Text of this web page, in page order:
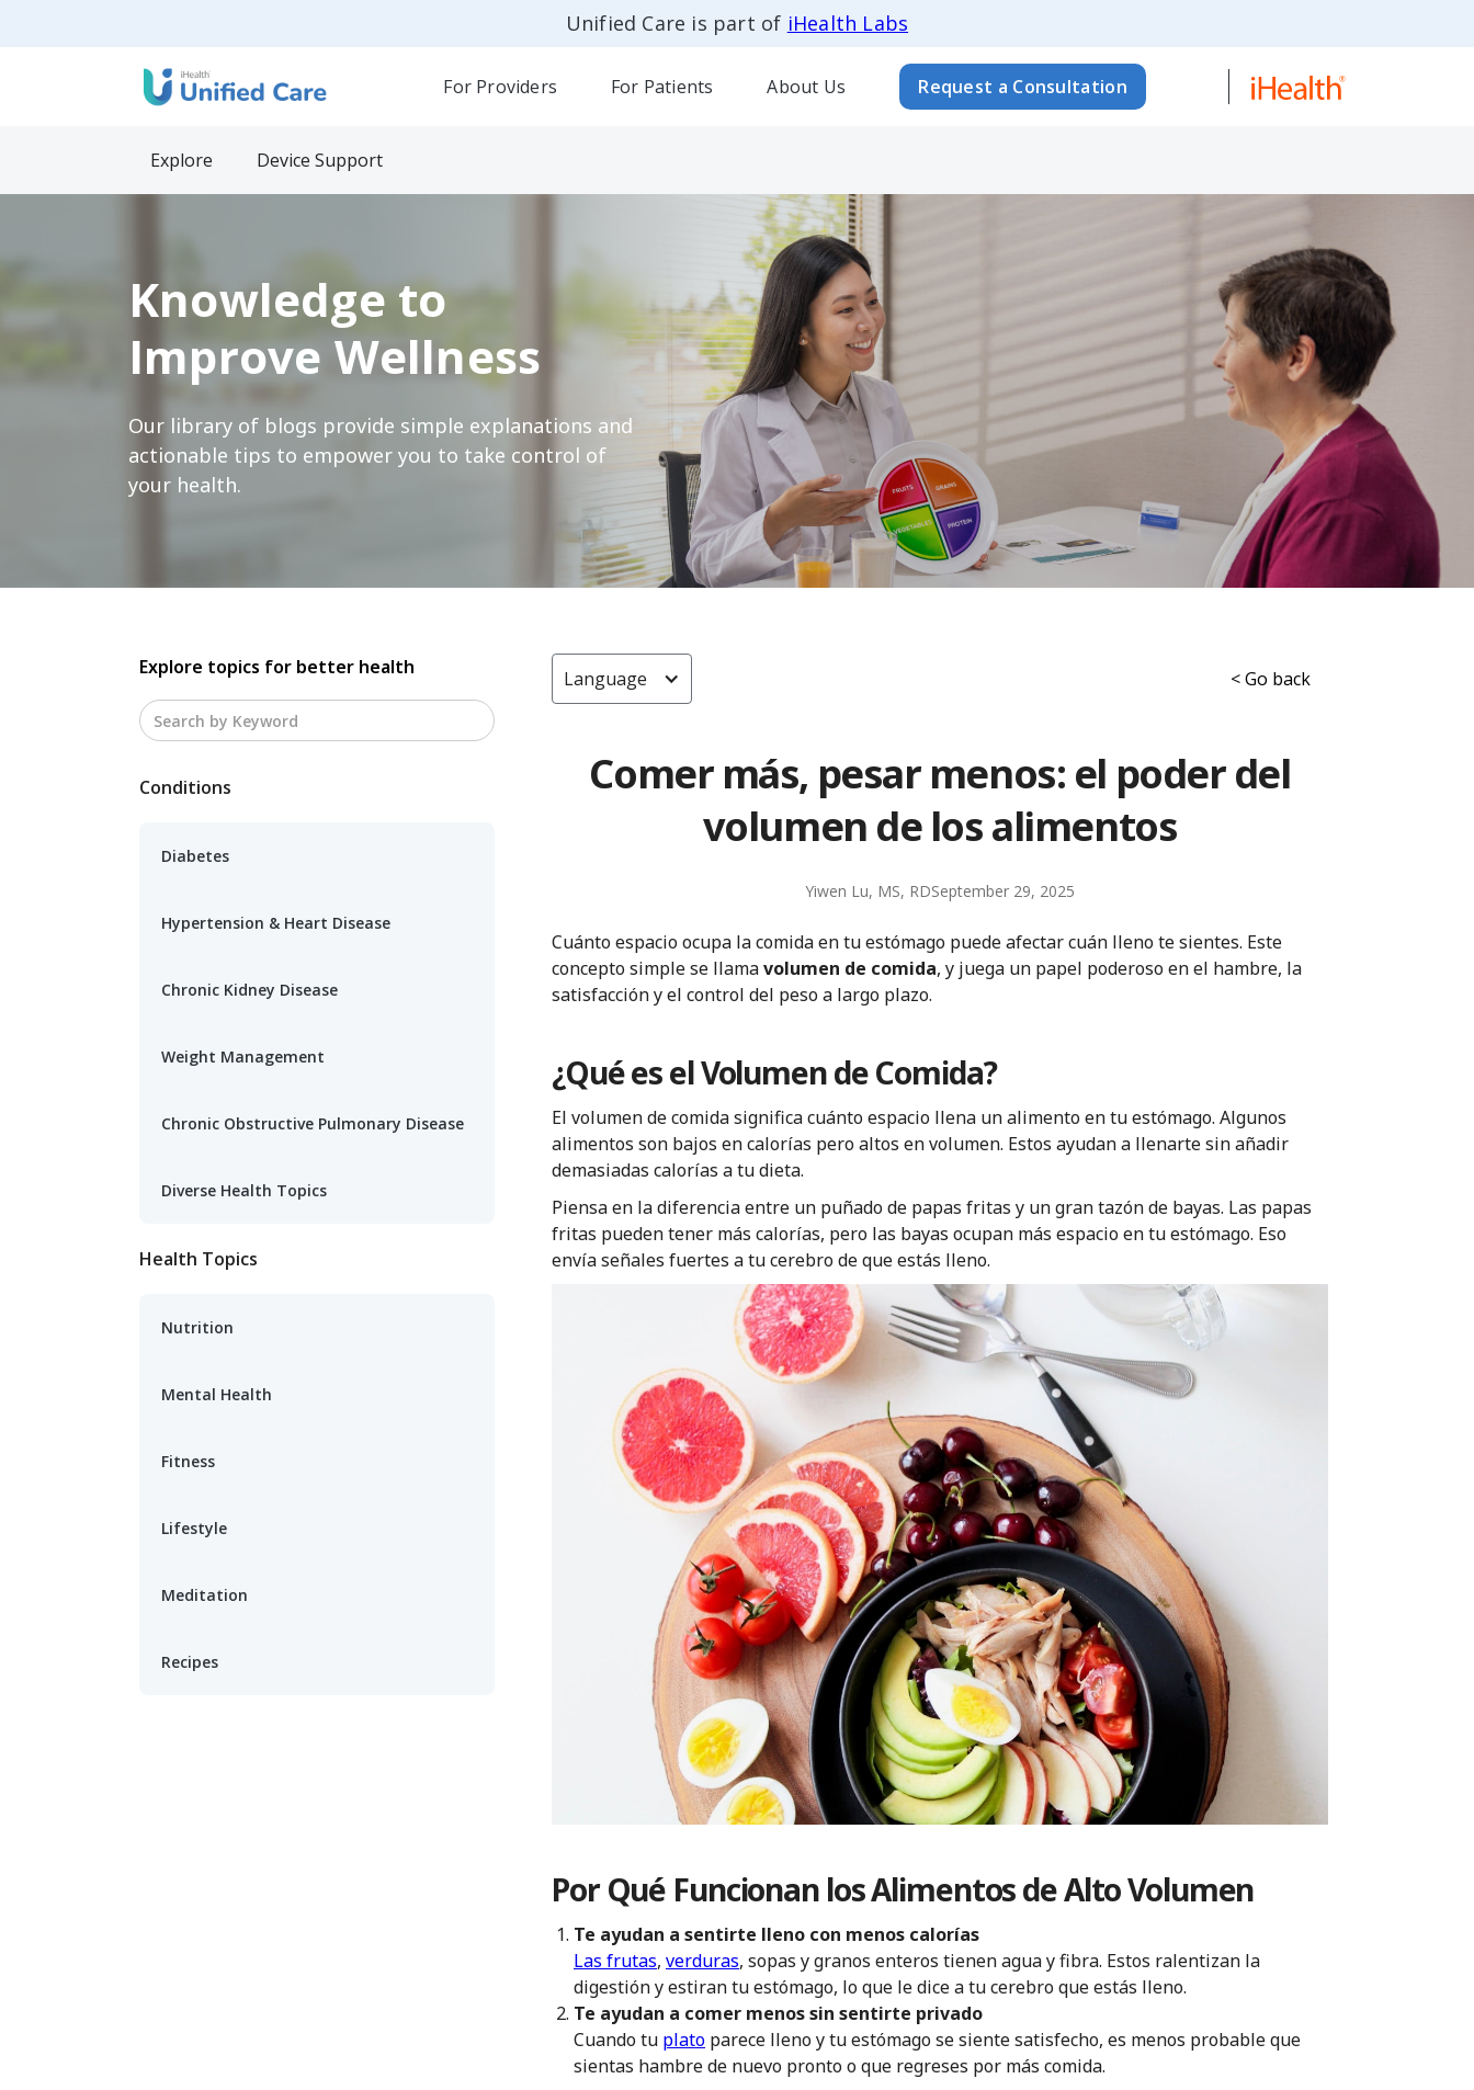
Unified Care is part of iHealth Labs
For Providers For Patients About Us Request a Consultation
Explore Device Support
Knowledge to
Improve Wellness
Our library of blogs provide simple explanations and
actionable tips to empower you to take control of
your health.
Explore topics for better health
Conditions
Diabetes
Hypertension & Heart Disease
Chronic Kidney Disease
Weight Management
Chronic Obstructive Pulmonary Disease
Diverse Health Topics
Health Topics
Nutrition
Mental Health
Fitness
Lifestyle
Meditation
Recipes
Language < Go back
Comer más, pesar menos: el poder del
volumen de los alimentos
Yiwen Lu, MS, RDSeptember 29, 2025
Cuánto espacio ocupa la comida en tu estómago puede afectar cuán lleno te sientes. Este
concepto simple se llamavolumen de comida, y juega un papel poderoso en el hambre, la
satisfacción y el control del peso a largo plazo.
¿Qué es el Volumen de Comida?
El volumen de comida significa cuánto espacio llena un alimento en tu estómago. Algunos
alimentos son bajos en calorías pero altos en volumen. Estos ayudan a llenarte sin añadir
demasiadas calorías a tu dieta.
Piensa en la diferencia entre un puñado de papas fritas y un gran tazón de bayas. Las papas
fritas pueden tener más calorías, pero las bayas ocupan más espacio en tu estómago. Eso
envía señales fuertes a tu cerebro de que estás lleno.
Por Qué Funcionan los Alimentos de Alto Volumen
Te ayudan a sentirte lleno con menos calorías
Las frutas, verduras, sopas y granos enteros tienen agua y fibra. Estos ralentizan la
digestión y estiran tu estómago, lo que le dice a tu cerebro que estás lleno.
Te ayudan a comer menos sin sentirte privado
Cuando tu platoparece lleno y tu estómago se siente satisfecho, es menos probable que
sientas hambre de nuevo pronto o que regreses por más comida.